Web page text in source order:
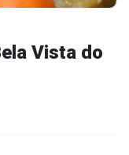
Vista do